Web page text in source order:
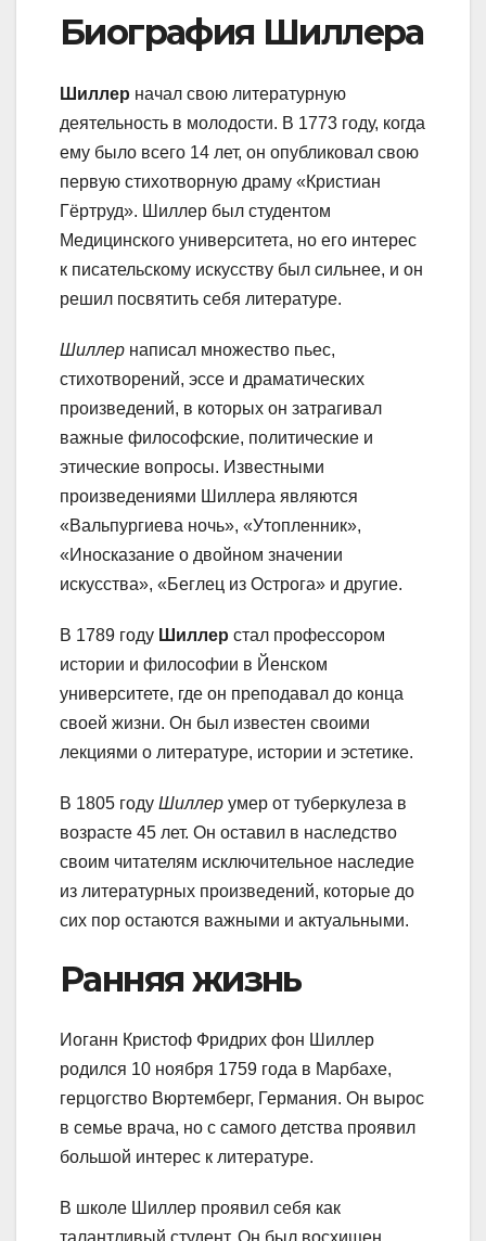
Биография Шиллера
Шиллер начал свою литературную
деятельность в молодости. В 1773 году, когда
ему было всего 14 лет, он опубликовал свою
первую стихотворную драму «Кристиан
Гёртруд». Шиллер был студентом
Медицинского университета, но его интерес
к писательскому искусству был сильнее, и он
решил посвятить себя литературе.
Шиллер написал множество пьес,
стихотворений, эссе и драматических
произведений, в которых он затрагивал
важные философские, политические и
этические вопросы. Известными
произведениями Шиллера являются
«Вальпургиева ночь», «Утопленник»,
«Иносказание о двойном значении
искусства», «Беглец из Острога» и другие.
В 1789 году Шиллер стал профессором
истории и философии в Йенском
университете, где он преподавал до конца
своей жизни. Он был известен своими
лекциями о литературе, истории и эстетике.
В 1805 году Шиллер умер от туберкулеза в
возрасте 45 лет. Он оставил в наследство
своим читателям исключительное наследие
из литературных произведений, которые до
сих пор остаются важными и актуальными.
Ранняя жизнь
Иоганн Кристоф Фридрих фон Шиллер
родился 10 ноября 1759 года в Марбахе,
герцогство Вюртемберг, Германия. Он вырос
в семье врача, но с самого детства проявил
большой интерес к литературе.
В школе Шиллер проявил себя как